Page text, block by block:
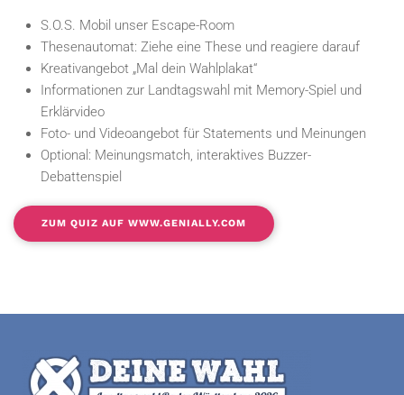
S.O.S. Mobil unser Escape-Room
Thesenautomat: Ziehe eine These und reagiere darauf
Kreativangebot „Mal dein Wahlplakat“
Informationen zur Landtagswahl mit Memory-Spiel und
Erklärvideo
Foto- und Videoangebot für Statements und Meinungen
Optional: Meinungsmatch, interaktives Buzzer-
Debattenspiel
ZUM QUIZ AUF WWW.GENIALLY.COM